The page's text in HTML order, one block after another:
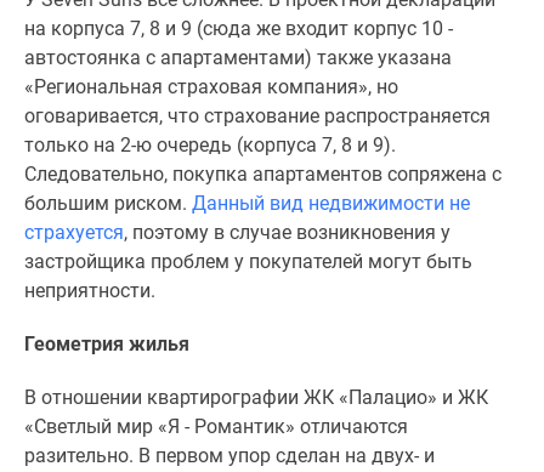
на корпуса 7, 8 и 9 (сюда же входит корпус 10 -
автостоянка с апартаментами) также указана
«Региональная страховая компания», но
оговаривается, что страхование распространяется
только на 2-ю очередь (корпуса 7, 8 и 9).
Следовательно, покупка апартаментов сопряжена с
большим риском. Данный вид недвижимости не
страхуется, поэтому в случае возникновения у
застройщика проблем у покупателей могут быть
неприятности.
Геометрия жилья
В отношении квартирографии ЖК «Палацио» и ЖК
«Светлый мир «Я - Романтик» отличаются
разительно. В первом упор сделан на двух- и